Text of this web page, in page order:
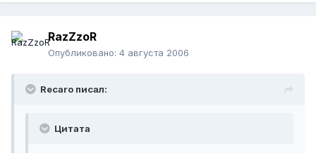
RazZzoR
Опубликовано: 4 августа 2006
Recaro писал:
Цитата